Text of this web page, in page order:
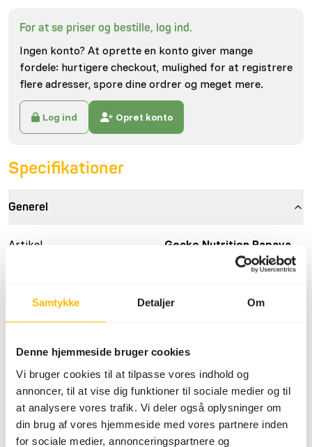
Samtykke Detaljer Om
Denne hjemmeside bruger cookies
Vi bruger cookies til at tilpasse vores indhold og
annoncer, til at vise dig funktioner til sociale medier og til
at analysere vores trafik. Vi deler også oplysninger om
din brug af vores hjemmeside med vores partnere inden
for sociale medier, annonceringspartnere og
For at se priser og bestille, log ind.
Ingen konto? At oprette en konto giver mange
fordele: hurtigere checkout, mulighed for at registrere
flere adresser, spore dine ordrer og meget mere.
Log ind Opret konto
Specifikationer
Generel
Artikel
Gecko Nutrition Papaya
Lagerstatus
Sammensætning
28% banan, 11% insekter
(larver af sort soldatflue,
melorm, fårekylling), 10%